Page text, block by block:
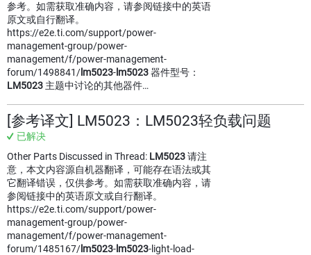
参考。如需获取准确内容，请参阅链接中的英语
原文或自行翻译。
https://e2e.ti.com/support/power-
management-group/power-
management/f/power-management-
forum/1498841/ lm5023- lm5023器件型号：
LM5023 主题中讨论的其他器件…
[参考译文] LM5023：LM5023轻负载问题
已解决
Other Parts Discussed in Thread: LM5023请注
意，本文内容源自机器翻译，可能存在语法或其
它翻译错误，仅供参考。如需获取准确内容，请
参阅链接中的英语原文或自行翻译。
https://e2e.ti.com/support/power-
management-group/power-
management/f/power-management-
forum/1485167/ lm5023- lm5023-light-load-